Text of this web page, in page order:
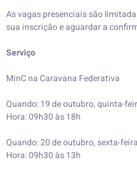
As vagas presenciais são
sua inscrição e aguardar a
Serviço
MinC na Caravana Federativa
Quando: 19 de outubro, quinta-
Hora: 09h30 às 18h
Quando: 20 de outubro, sexta-feira
Hora: 09h30 às 13h